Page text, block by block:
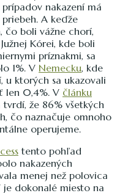
nakazení má
A keďže
čo boli vážne chorí,
Kórei, kde boli
príznakmi, sa
1%. V Nemecku, kde
u ktorých sa ukazovali
len 0,4%. V článku
že 86% všetkých
čo naznačuje omnoho
operujeme.
tento pohľad
nakazených
menej než polovica
dokonalé miesto na